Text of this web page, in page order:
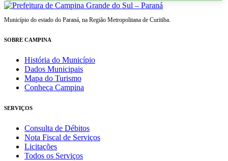
Município do estado do Paraná, na Região Metropolitana de Curitiba.
SOBRE CAMPINA
História do Município
Dados Municipais
Mapa do Turismo
Conheça Campina
SERVIÇOS
Consulta de Débitos
Nota Fiscal de Serviços
Licitações
Todos os Serviços